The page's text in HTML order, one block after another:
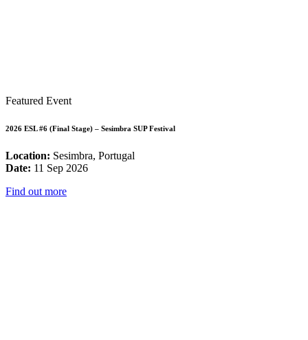
Featured Event
2026 ESL #6 (Final Stage) – Sesimbra SUP Festival
Location: Sesimbra, Portugal
Date: 11 Sep 2026
Find out more